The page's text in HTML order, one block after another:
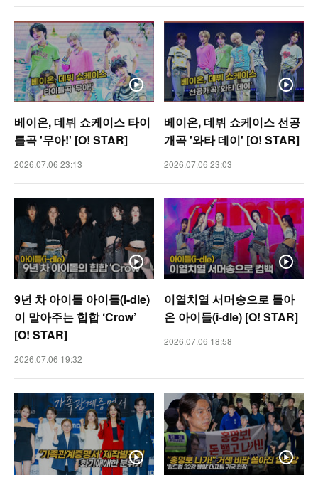
베이온, 데뷔 쇼케이스 타이
틀곡 '무아!' [O! STAR]
2026.07.06 23:13
베이온, 데뷔 쇼케이스 선공
개곡 '와타 데이' [O! STAR]
2026.07.06 23:03
9년 차 아이돌 아이들(i-dle)
이 말아주는 힙합 ‘Crow’
[O! STAR]
2026.07.06 19:32
이열치열 서머송으로 돌아
온 아이들(i-dle) [O! STAR]
2026.07.06 18:58